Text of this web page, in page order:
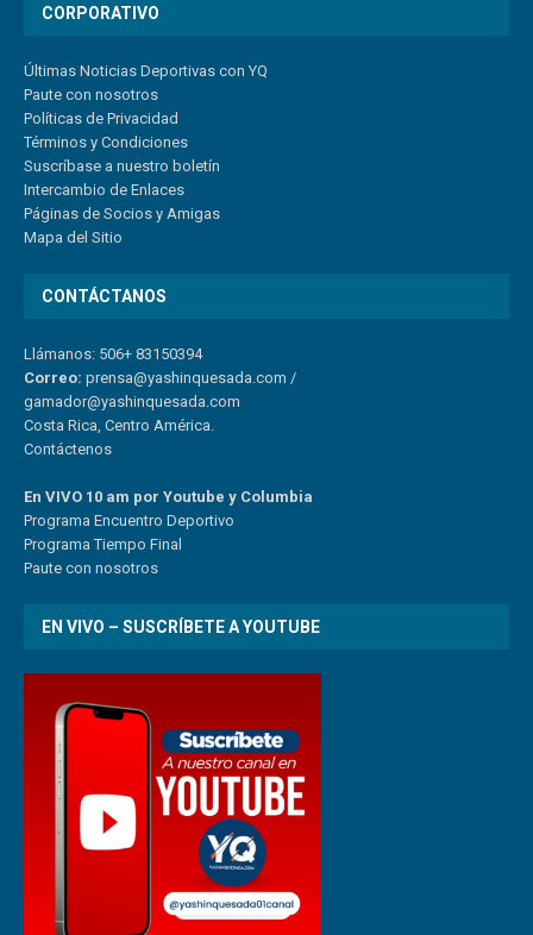
CORPORATIVO
Últimas Noticias Deportivas con YQ
Paute con nosotros
Políticas de Privacidad
Términos y Condiciones
Suscríbase a nuestro boletín
Intercambio de Enlaces
Páginas de Socios y Amigas
Mapa del Sitio
CONTÁCTANOS
Llámanos: 506+ 83150394
Correo: prensa@yashinquesada.com /
gamador@yashinquesada.com
Costa Rica, Centro América.
Contáctenos
En VIVO 10 am por Youtube y Columbia
Programa Encuentro Deportivo
Programa Tiempo Final
Paute con nosotros
EN VIVO – SUSCRÍBETE A YOUTUBE